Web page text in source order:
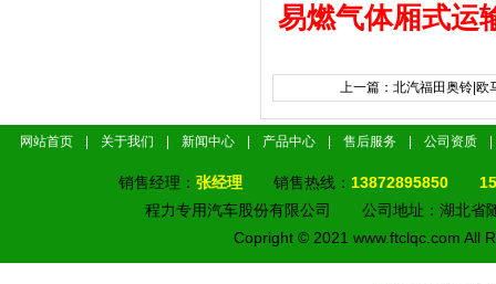
易燃气体厢式运
上一篇： 北汽福田奥铃|
网站首页 关于我们 新闻中心 产品中心 售后服务 公司资质
销售经理： 张经理 销售热线： 13872895850
程力专用汽车股份有限公司 公司地址：湖北
Copright © 2021 www.ftclqc.com